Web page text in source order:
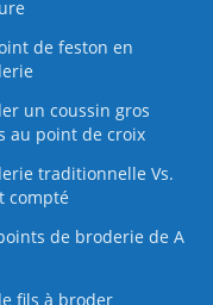
de feston en
un coussin gros
au point de croix
traditionnelle Vs.
compté
de broderie de A
fils à broder